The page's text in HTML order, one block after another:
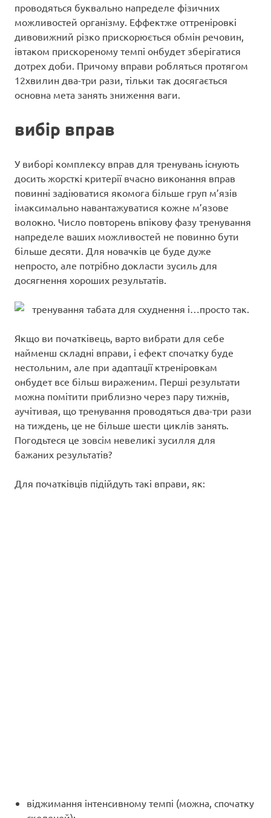
проводяться буквально напределе фізичних
можливостей організму. Еффектже оттреніровкі
дивовижний різко прискорюється обмін речовин,
івтаком прискореному темпі онбудет зберігатися
дотрех доби. Причому вправи робляться протягом
12хвилин два-три рази, тільки так досягається
основна мета занять зниження ваги.
вибір вправ
У виборі комплексу вправ для тренувань існують
досить жорсткі критерії вчасно виконання вправ
повинні задіюватися якомога більше груп м’язів
імаксимально навантажуватися кожне м’язове
волокно. Число повторень впікову фазу тренування
напределе ваших можливостей не повинно бути
більше десяти. Для новачків це буде дуже
непросто, але потрібно докласти зусиль для
досягнення хороших результатів.
Якщо ви початківець, варто вибрати для себе
найменш складні вправи, і ефект спочатку буде
нестольним, але при адаптації ктреніровкам
онбудет все більш вираженим. Перші результати
можна помітити приблизно через пару тижнів,
аучітивая, що тренування проводяться два-три рази
на тиждень, це не більше шести циклів занять.
Погодьтеся це зовсім невеликі зусилля для
бажаних результатів?
Для початківців підійдуть такі вправи, як:
віджимання інтенсивному темпі (можна, спочатку